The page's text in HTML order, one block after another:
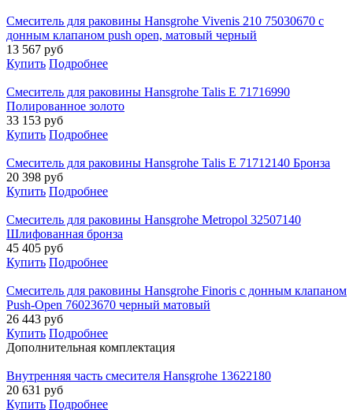
Смеситель для раковины Hansgrohe Vivenis 210 75030670 с
донным клапаном push open, матовый черный
13 567 руб
Купить Подробнее
Смеситель для раковины Hansgrohe Talis E 71716990
Полированное золото
33 153 руб
Купить Подробнее
Смеситель для раковины Hansgrohe Talis E 71712140 Бронза
20 398 руб
Купить Подробнее
Смеситель для раковины Hansgrohe Metropol 32507140
Шлифованная бронза
45 405 руб
Купить Подробнее
Смеситель для раковины Hansgrohe Finoris с донным клапаном
Push-Open 76023670 черный матовый
26 443 руб
Купить Подробнее
Дополнительная комплектация
Внутренняя часть смесителя Hansgrohe 13622180
20 631 руб
Купить Подробнее